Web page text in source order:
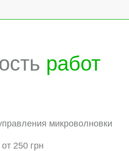
работ
микроволновки
от 250 грн